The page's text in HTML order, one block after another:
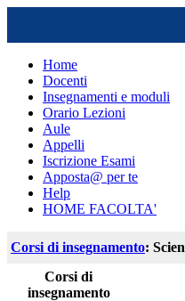
Home
Docenti
Insegnamenti e moduli
Orario Lezioni
Aule
Appelli
Iscrizione Esami
Apposta@ per te
Help
HOME FACOLTA'
Corsi di insegnamento:
Corsi di
insegnamento